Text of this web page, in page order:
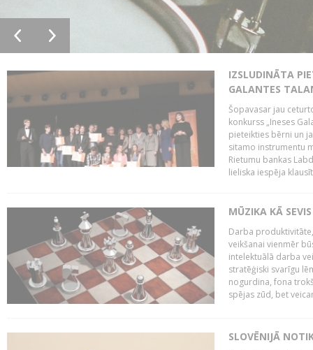
IZSLUDINĀTA
GALANTES
Šopavasar jau
konkurss „Ineses
pieteikties bērni un
sitamo instrumentu
Rietumu bankas
lieliska iespēja
MŪZIKA KĀ
Darba
veikšanai vienmēr
intelektuālā darba
stratēģiski svarīgu
nogurdina, fona
spējas zūd, bet
SLOVĒNIJĀ